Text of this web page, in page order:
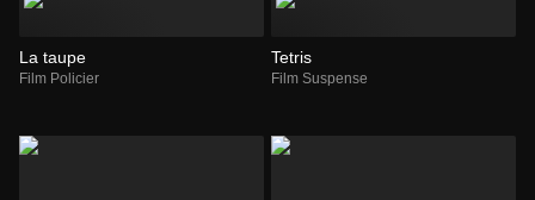
La taupe
Film Policier
Tetris
Film Suspense